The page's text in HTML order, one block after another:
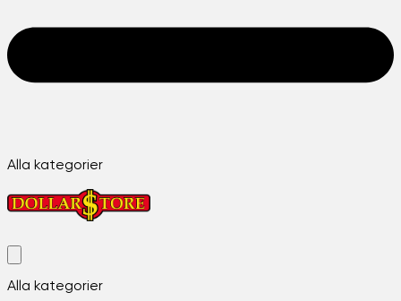
Alla kategorier
Alla kategorier